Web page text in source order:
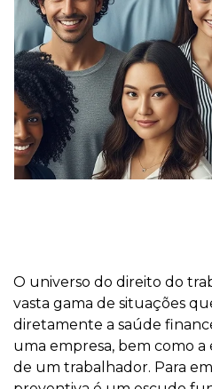
O universo do direito do
vasta gama de situações
diretamente a saúde
uma empresa, bem como a
de um trabalhador. Para